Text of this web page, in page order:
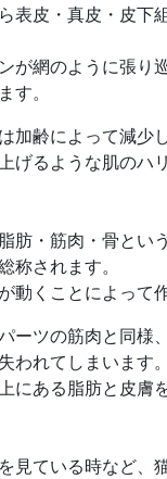
表皮・真皮・皮下
が網のように張り
す。
加齢によって減少
げるような肌のハ
肪・筋肉・骨とい
称されます。
動くことによって
ーツの筋肉と同様
われてしまいます。
にある脂肪と皮膚
見ている時など、